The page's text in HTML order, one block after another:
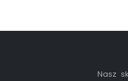
Nasz